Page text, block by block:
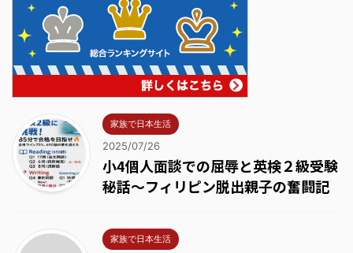
家族で日本生活
2025/07/26
小4個人面談での屈辱と英検２級受験
秘話～フィリピン脱出親子の奮闘記
家族で日本生活